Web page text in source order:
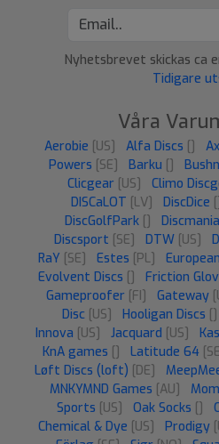
Nyhetsbrevet skickas ca
Tidigare
Våra
Aerobie [US] Alfa Discs
Powers [SE] Barku
Clicgear [US] Climo
DISCaLOT [LV] DiscDice
DiscGolfPark
Discmania
Discsport [SE] DTW [US]
RaY [SE] Estes [PL]
Evolvent Discs
Friction
Gameproofer [FI] Gateway
Disc [US] Hooligan Discs
Innova [US] Jacquard [US]
KnA games
Latitude 64 [SE]
Løft Discs (loft) [DE]
MNKYMND Games [AU]
Sports [US] Oak Socks
Chemical & Dye [US] Prodigy